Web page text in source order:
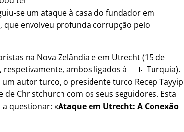
se um ataque à casa do fundador em
que envolveu profunda corrupção pelo
na Nova Zelândia e em Utrecht (15 de
respetivamente, ambos ligados à 🇹🇷 Turquia).
autor turco, o presidente turco Recep Tayyip
Christchurch com os seus seguidores. Esta
a questionar: Ataque em Utrecht: A Conexão